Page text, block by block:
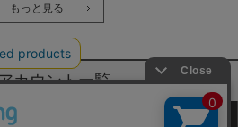
もっと見る
カウントー覧